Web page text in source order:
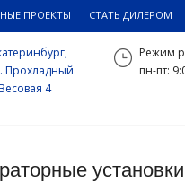
ПРОЕКТЫ СТАТЬ ДИЛЕРОМ
Прохладный
4
Режим
пн-пт:
установки